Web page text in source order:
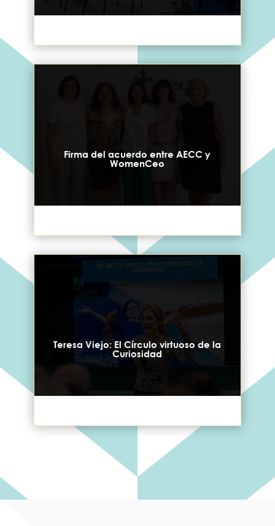
Firma del acuerdo entre AECC y
WomenCeo
Teresa Viejo: El Círculo virtuoso de la
Curiosidad